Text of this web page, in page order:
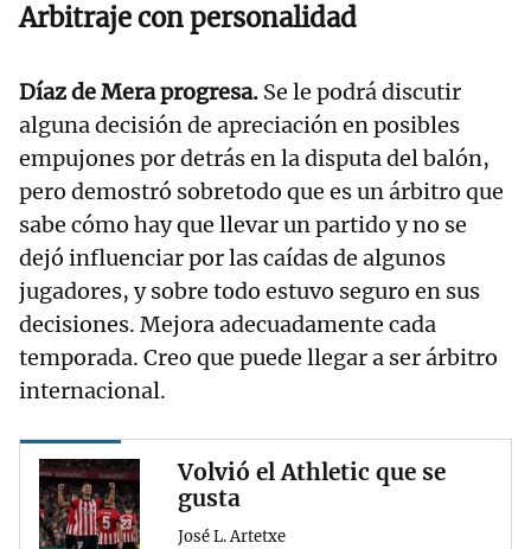
Arbitraje con personalidad
Díaz de Mera progresa. Se le podrá discutir
alguna decisión de apreciación en posibles
empujones por detrás en la disputa del balón,
pero demostró sobretodo que es un árbitro que
sabe cómo hay que llevar un partido y no se
dejó influenciar por las caídas de algunos
jugadores, y sobre todo estuvo seguro en sus
decisiones. Mejora adecuadamente cada
temporada. Creo que puede llegar a ser árbitro
internacional.
Volvió el Athletic que se
gusta
José L. Artetxe